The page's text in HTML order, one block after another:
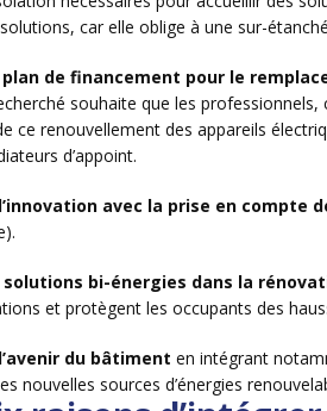
car elle oblige à une sur-
de financement pour le
souhaite que les
ce renouvellement des appareils
d’appoint.
avec la prise en compte
bi-énergies dans la
et protègent les occupants des
du bâtiment en intégrant
nouvelles sources d’énergies